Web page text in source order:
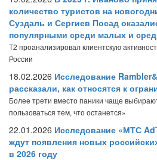
количество туристов на
Суздаль и Сергиев Посад
популярными среди малых и
T2 проанализировал клиентскую
России
18.02.2026 Исследование
рассказали, как относятся к
Более трети вместо паники чаще
пользоваться тем, что останется»
22.01.2026 Исследование «МТС
ждут появления новых
в 2026 году